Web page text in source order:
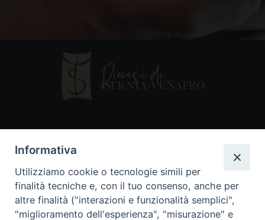
86170 Isernia
086550849
segreteria@diocesiiserniavenafro.it
Informativa
Utilizziamo cookie o tecnologie simili per
finalità tecniche e, con il tuo consenso, anche per
altre finalità ("interazioni e funzionalità semplici",
"miglioramento dell'esperienza", "misurazione" e